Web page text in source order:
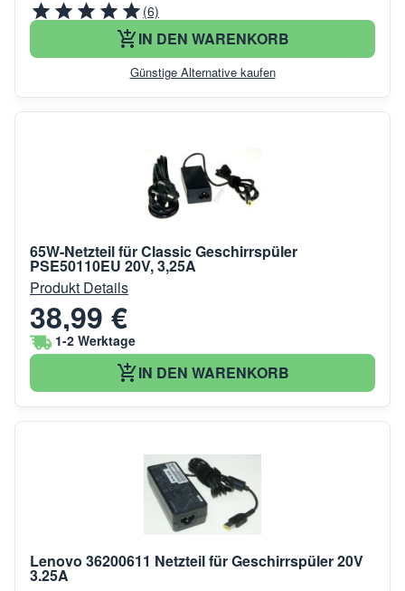
(6)
IN DEN WARENKORB
Günstige Alternative kaufen
65W-Netzteil für Classic Geschirrspüler
PSE50110EU 20V, 3,25A
Produkt Details
38,99 €
1-2 Werktage
IN DEN WARENKORB
Lenovo 36200611 Netzteil für Geschirrspüler 20V
3.25A